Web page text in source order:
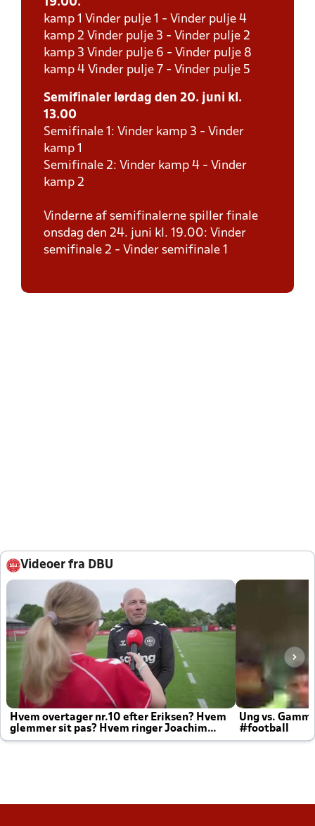
19.00.
kamp 1 Vinder pulje 1 - Vinder pulje 4
kamp 2 Vinder pulje 3 - Vinder pulje 2
kamp 3 Vinder pulje 6 - Vinder pulje 8
kamp 4 Vinder pulje 7 - Vinder pulje 5
Semifinaler lørdag den 20. juni kl.
13.00
Semifinale 1: Vinder kamp 3 - Vinder
kamp 1
Semifinale 2: Vinder kamp 4 - Vinder
kamp 2
Vinderne af semifinalerne spiller finale
onsdag den 24. juni kl. 19.00: Vinder
semifinale 2 - Vinder semifinale 1
Videoer fra DBU
Hvem overtager nr.10 efter Eriksen? Hvem
glemmer sit pas? Hvem ringer Joachim
altid til efter kampe?
Ung vs.
#football